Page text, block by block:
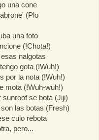
una cone
(Plo
una foto
(!Chota!)
nalgotas
gota (!Wuh!)
por la nota (!Wuh!)
mota (!Wuh-wuh!)
sunroof se bota (Jiji)
las botas (Fresh)
culo rebota
pero...